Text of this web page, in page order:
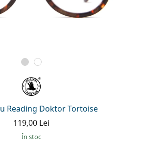
Reading Doktor Tortoise
119,00 Lei
În stoc